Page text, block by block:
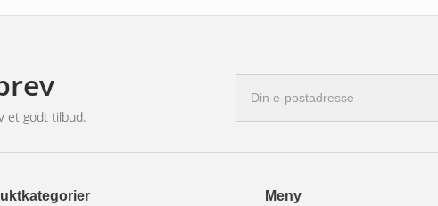
og underholdning, med funksjoner som
et godt tilbud.
postadresse
Meny